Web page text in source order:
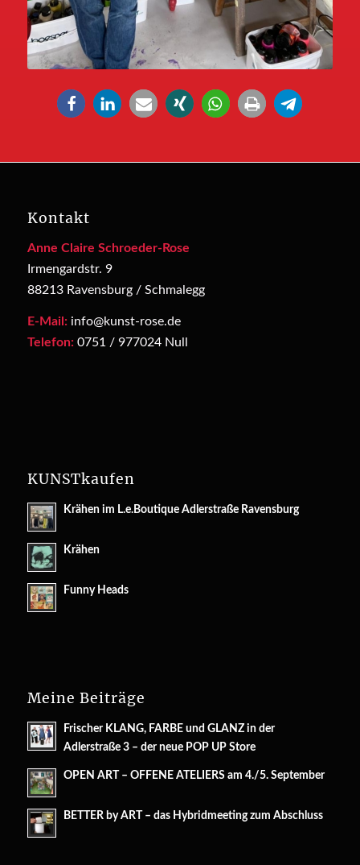
Kontakt
Anne Claire Schroeder-Rose
Irmengardstr. 9
88213 Ravensburg / Schmalegg
E-Mail:info@kunst-rose.de
Telefon:0751 / 977024 Null
KUNSTkaufen
Krähen im L.e.Boutique Adlerstraße Ravensburg
Krähen
Funny Heads
Meine Beiträge
Frischer KLANG, FARBE und GLANZ in der
Adlerstraße 3 – der neue POP UP Store
OPEN ART – OFFENE ATELIERS am 4./5. September
BETTER by ART – das Hybridmeeting zum Abschluss